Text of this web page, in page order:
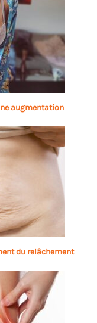
augmentation
du relâchement